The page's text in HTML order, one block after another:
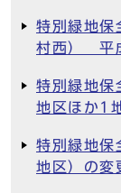
特別緑地保
村西） 平
特別緑地保
地区ほか1
特別緑地保
地区）の